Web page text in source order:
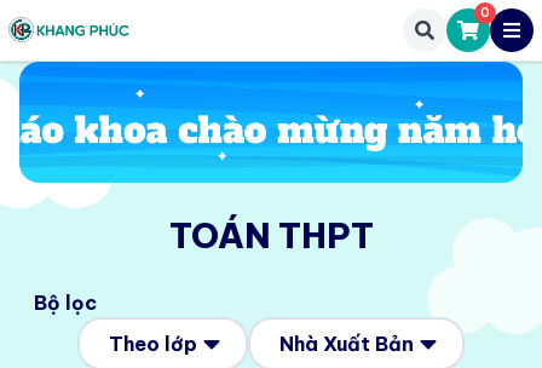
0
TOÁN THPT
Bộ lọc
Theo lớp
Nhà Xuất Bản